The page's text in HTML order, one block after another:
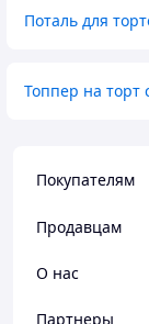
Поталь для
Топпер на торт
Покупателям
Продавцам
О нас
Партнеры